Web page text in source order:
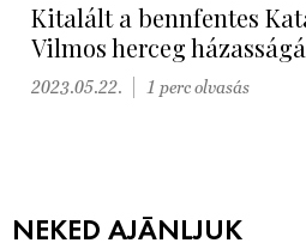
Kitalált a bennfentes
Vilmos herceg
2023.05.22. 1 perc olvasás
NEKED AJÁNLJUK